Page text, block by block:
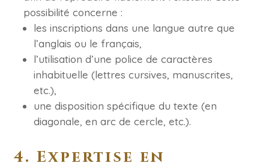
possibilité concerne :
les inscriptions dans une langue autre que
l’anglais ou le français,
l’utilisation d’une police de caractères
inhabituelle (lettres cursives, manuscrites,
etc.),
une disposition spécifique du texte (en
diagonale, en arc de cercle, etc.).
4. Expertise en